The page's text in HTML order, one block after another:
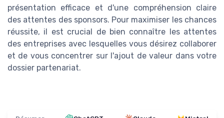
présentation efficace et d'une compréhension claire
des attentes des sponsors. Pour maximiser les chances
réussite, il est crucial de bien connaître les attentes
des entreprises avec lesquelles vous désirez collaborer
et de vous concentrer sur l'ajout de valeur dans votre
dossier partenariat.